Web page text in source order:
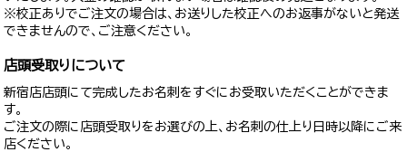
※校正ありでご注文の場合は、お送りした校正へのお返事がないと発送
できませんので、ご注意ください。
店頭受取りについて
新宿店店頭にて完成したお名刺をすぐにお受取いただくことができま
す。
ご注文の際に店頭受取りをお選びの上、お名刺の仕上り日時以降にご来
店ください。